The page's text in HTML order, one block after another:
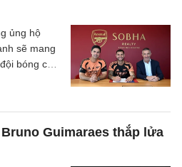
ủng hộ
sẽ mang
bóng của
Guimaraes thắp lửa